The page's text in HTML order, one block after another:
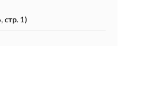
стр. 1)